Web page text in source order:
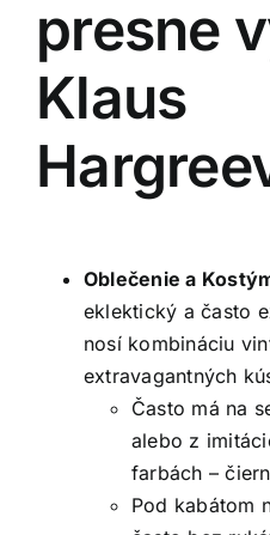
presne
Klaus
Oblečenie a
eklektický a často
nosí kombináciu
extravagantných
Často má na
alebo z
farbách –
Pod kabátom